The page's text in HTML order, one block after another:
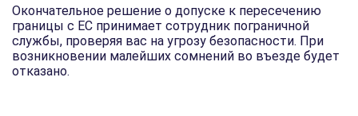
Окончательное решение о допуске к пересечению
границы с ЕС принимает сотрудник пограничной
службы, проверяя вас на угрозу безопасности. При
возникновении малейших сомнений во въезде будет
отказано.